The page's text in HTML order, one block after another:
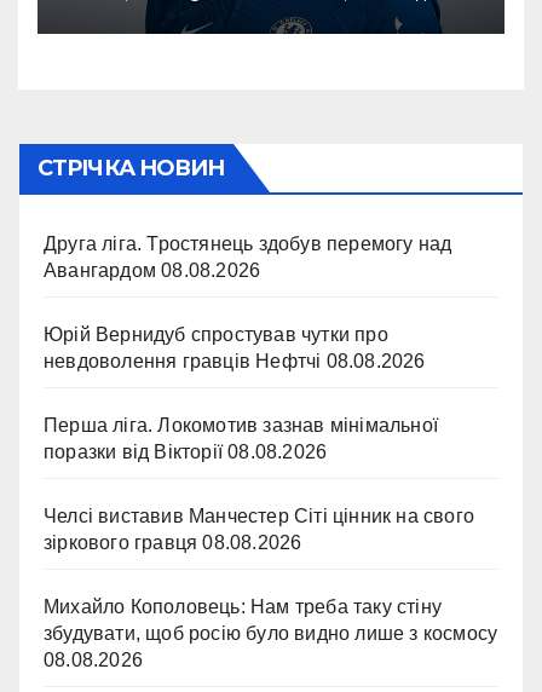
СТРІЧКА НОВИН
Друга ліга. Тростянець здобув перемогу над
Авангардом 08.08.2026
Юрій Вернидуб спростував чутки про
невдоволення гравців Нефтчі 08.08.2026
Перша ліга. Локомотив зазнав мінімальної
поразки від Вікторії 08.08.2026
Челсі виставив Манчестер Сіті цінник на свого
зіркового гравця 08.08.2026
Михайло Кополовець: Нам треба таку стіну
збудувати, щоб росію було видно лише з космосу
08.08.2026